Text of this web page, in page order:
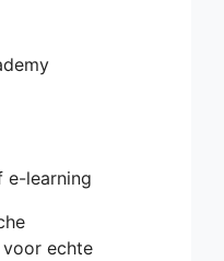
e-learning
echte